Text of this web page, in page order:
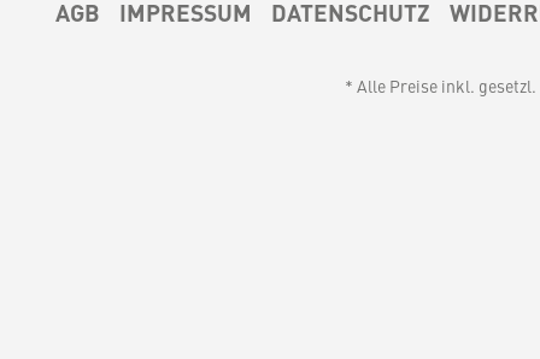
AGB IMPRESSUM DATENSCHUTZ
* Alle Preise inkl.